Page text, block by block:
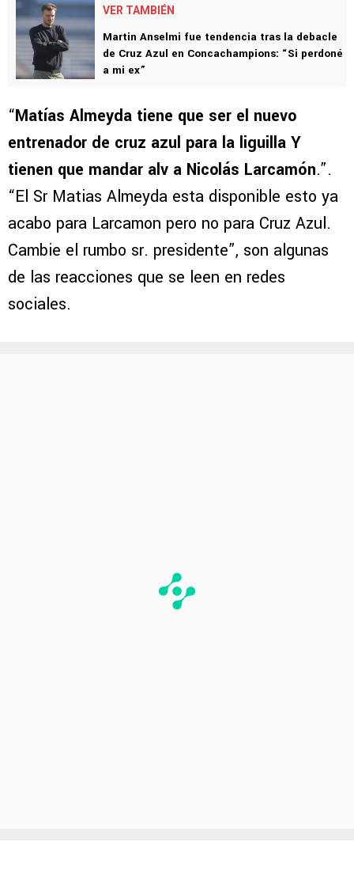
VER TAMBIÉN
Martin Anselmi fue tendencia tras la debacle
de Cruz Azul en Concachampions: “Si perdoné
a mi ex”
“Matías Almeyda tiene que ser el nuevo
entrenador de cruz azul para la liguilla Y
tienen que mandar alv a Nicolás Larcamón.”.
“El Sr Matias Almeyda esta disponible esto ya
acabo para Larcamon pero no para Cruz Azul.
Cambie el rumbo sr. presidente”, son algunas
de las reacciones que se leen en redes
sociales.